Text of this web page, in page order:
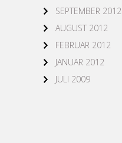
SEPTEMBER 2012
AUGUST 2012
FEBRUAR 2012
JANUAR 2012
JULI 2009